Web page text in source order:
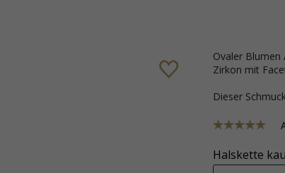
ovaler Blumen Anhänger aus Silber mit polierter Oberfläche und weißem
Zirkon mit
Dieser
Halskette